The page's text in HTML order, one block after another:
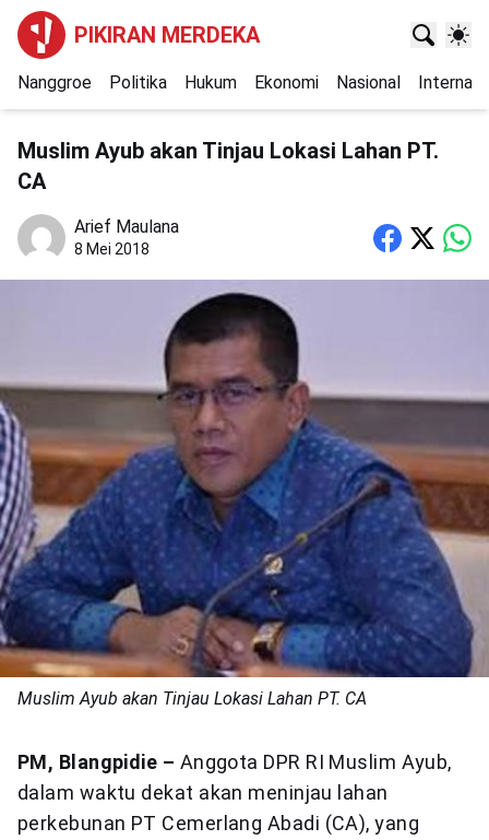
PIKIRAN MERDEKA
Nanggroe Politika Hukum Ekonomi Nasional
Muslim Ayub akan Tinjau Lokasi Lahan PT.
CA
Arief Maulana
8 Mei 2018
Muslim Ayub akan Tinjau Lokasi Lahan PT. CA
PM, Blangpidie – Anggota DPR RI Muslim Ayub,
dalam waktu dekat akan meninjau lahan
perkebunan PT Cemerlang Abadi (CA), yang